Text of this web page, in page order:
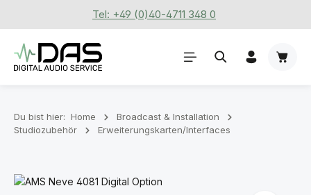
Zum Hauptinhalt springenTel: +49 (0)40-4711 348 0
Du bist hier: Home
Broadcast & Installation
Studiozubehör
Erweiterungskarten/Interfaces
Bildergalerie überspringen